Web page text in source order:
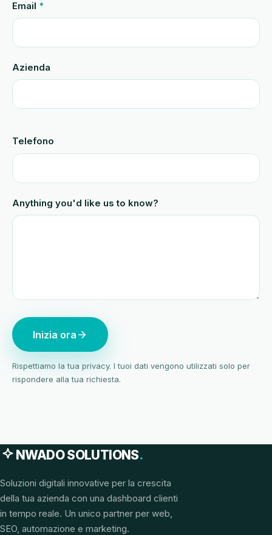
Email *
Azienda
Telefono
Anything you'd like us to know?
Inizia ora
Rispettiamo la tua privacy. I tuoi dati vengono utilizzati solo per
rispondere alla tua richiesta.
NWADO SOLUTIONS.
Soluzioni digitali innovative per la crescita
della tua azienda con una dashboard clienti
in tempo reale. Un unico partner per web,
SEO, automazione e marketing.